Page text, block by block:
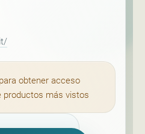
para obtener acceso
productos más vistos